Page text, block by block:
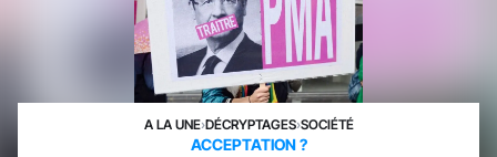
A LA UNE›DÉCRYPTAGES›SOCIÉTÉ
ACCEPTATION ?